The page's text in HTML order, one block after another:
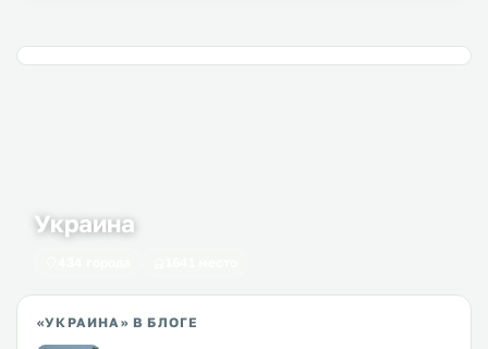
Украина
«УКРАИНА» В БЛОГЕ